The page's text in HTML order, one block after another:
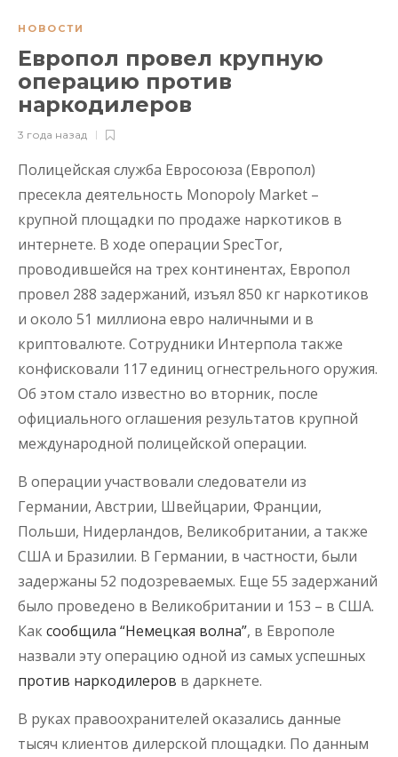
НОВОСТИ
Европол провел крупную
операцию против
наркодилеров
3 года назад
Полицейская служба Евросоюза (Европол)
пресекла деятельность Monopoly Market –
крупной площадки по продаже наркотиков в
интернете. В ходе операции SpecTor,
проводившейся на трех континентах, Европол
провел 288 задержаний, изъял 850 кг наркотиков
и около 51 миллиона евро наличными и в
криптовалюте. Сотрудники Интерпола также
конфисковали 117 единиц огнестрельного оружия.
Об этом стало известно во вторник, после
официального оглашения результатов крупной
международной полицейской операции.
В операции участвовали следователи из
Германии, Австрии, Швейцарии, Франции,
Польши, Нидерландов, Великобритании, а также
США и Бразилии. В Германии, в частности, были
задержаны 52 подозреваемых. Еще 55 задержаний
было проведено в Великобритании и 153 – в США.
Как сообщила “Немецкая волна”, в Европоле
назвали эту операцию одной из самых успешных
против наркодилеров в даркнете.
В руках правоохранителей оказались данные
тысяч клиентов дилерской площадки. По данным